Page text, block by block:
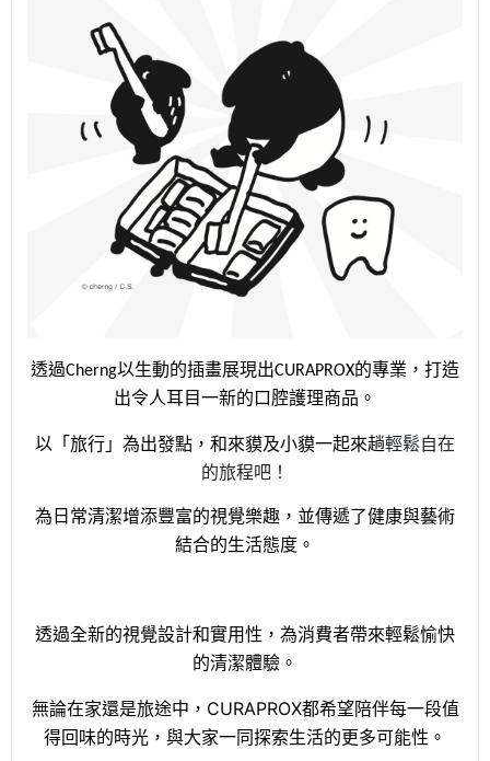
透過Cherng以生動的插畫展現出CURAPROX的專業，打造
出令人耳目一新的口腔護理商品。
以「旅行」為出發點，和來貘及小貘一起來趟輕鬆自在
的旅程吧！
為日常清潔增添豐富的視覺樂趣，並傳遞了健康與藝術
結合的生活態度。
透過全新的視覺設計和實用性，為消費者帶來輕鬆愉快
的清潔體驗。
無論在家還是旅途中，CURAPROX都希望陪伴每一段值
得回味的時光，與大家一同探索生活的更多可能性。